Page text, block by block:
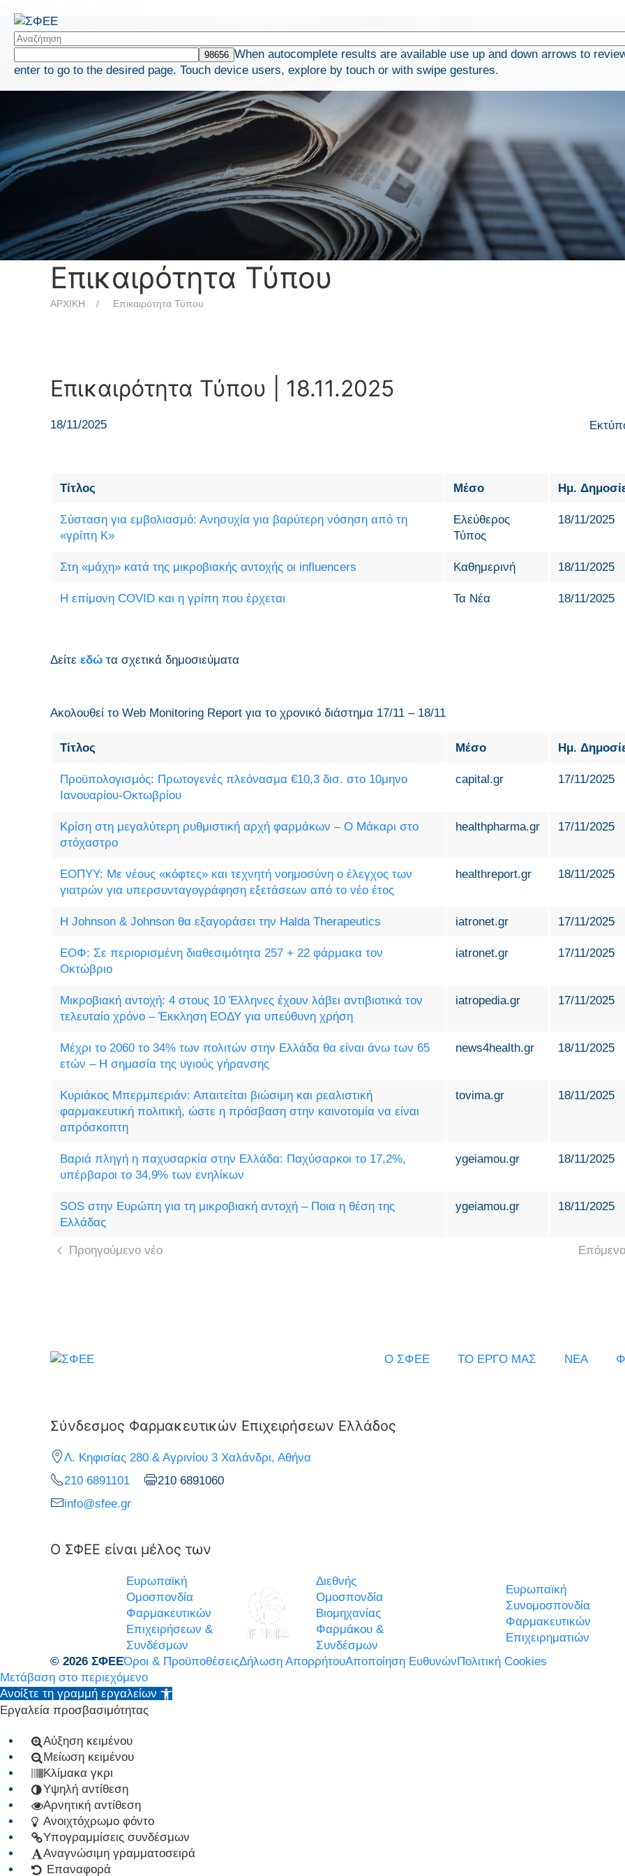
When autocomplete results are available use up and down arrows to
enter to go to the desired page. Touch device users, explore by touch or with swipe gestures.
Επικαιρότητα Τύπου
ΑΡΧΙΚΗ Επικαιρότητα Τύπου
Επικαιρότητα Τύπου | 18.11.2025
18/11/2025
Τίτλος Μέσο Ημ.
Σύσταση για εμβολιασμό: Ανησυχία για βαρύτερη νόσηση από τη
«γρίπη Κ»
Ελεύθερος
Τύπος
18/11/2025
Στη «μάχη» κατά της μικροβιακής αντοχής οι influencers Καθημερινή 18/11/2025
Η επίμονη COVID και η γρίπη που έρχεται Τα Νέα 18/11/2025
Δείτε εδώ τα σχετικά δημοσιεύματα
Ακολουθεί το Web Monitoring Report για τo χρονικό διάστημα 17/11 – 18/11
Τίτλος Μέσο Ημ.
Προϋπολογισμός: Πρωτογενές πλεόνασμα €10,3 δισ. στο 10μηνο
Ιανουαρίου-Οκτωβρίου
capital.gr 17/11/2025
Κρίση στη μεγαλύτερη ρυθμιστική αρχή φαρμάκων – Ο Μάκαρι στο
στόχαστρο
healthpharma.gr 17/11/2025
ΕΟΠΥΥ: Με νέους «κόφτες» και τεχνητή νοημοσύνη ο έλεγχος των
γιατρών για υπερσυνταγογράφηση εξετάσεων από το νέο έτος
healthreport.gr 18/11/2025
H Johnson & Johnson θα εξαγοράσει την Halda Therapeutics iatronet.gr 17/11/2025
ΕΟΦ: Σε περιορισμένη διαθεσιμότητα 257 + 22 φάρμακα τον
Οκτώβριο
iatronet.gr 17/11/2025
Μικροβιακή αντοχή: 4 στους 10 Έλληνες έχουν λάβει αντιβιοτικά τον
τελευταίο χρόνο – Έκκληση ΕΟΔΥ για υπεύθυνη χρήση
iatropedia.gr 17/11/2025
Μέχρι το 2060 το 34% των πολιτών στην Ελλάδα θα είναι άνω των 65
ετών – Η σημασία της υγιούς γήρανσης
news4health.gr 18/11/2025
Κυριάκος Μπερμπεριάν: Απαιτείται βιώσιμη και ρεαλιστική
φαρμακευτική πολιτική, ώστε η πρόσβαση στην καινοτομία να είναι
απρόσκοπτη
tovima.gr 18/11/2025
Βαριά πληγή η παχυσαρκία στην Ελλάδα: Παχύσαρκοι το 17,2%,
υπέρβαροι το 34,9% των ενηλίκων
ygeiamou.gr 18/11/2025
SOS στην Ευρώπη για τη μικροβιακή αντοχή – Ποια η θέση της
Ελλάδας
ygeiamou.gr 18/11/2025
Προηγούμενο νέο
Ο ΣΦΕΕ ΤΟ ΕΡΓΟ ΜΑΣ ΝΕΑ
Σύνδεσμος Φαρμακευτικών Επιχειρήσεων Ελλάδος
Λ. Κηφισίας 280 & Αγρινίου 3 Χαλάνδρι, Αθήνα
210 6891101
210 6891060
info@sfee.gr
Ο ΣΦΕΕ είναι μέλος των
Ευρωπαϊκή
Ομοσπονδία
Φαρμακευτικών
Επιχειρήσεων &
Συνδέσμων
Διεθνής
Ομοσπονδία
Βιομηχανίας
Φαρμάκου &
Συνδέσμων
Ευρωπαϊκή
Συνομοσπονδία
Φαρμακευτικών
Επιχειρηματιών
© 2026 ΣΦΕΕΌροι & ΠροϋποθέσειςΔήλωση ΑπορρήτουΑποποίηση ΕυθυνώνΠολιτική Cookies
Μετάβαση στο περιεχόμενο
Ανοίξτε τη γραμμή εργαλείων
Εργαλεία προσβασιμότητας
Αύξηση κειμένου
Μείωση κειμένου
Κλίμακα γκρι
Υψηλή αντίθεση
Αρνητική αντίθεση
Ανοιχτόχρωμο φόντο
Υπογραμμίσεις συνδέσμων
Αναγνώσιμη γραμματοσειρά
Επαναφορά